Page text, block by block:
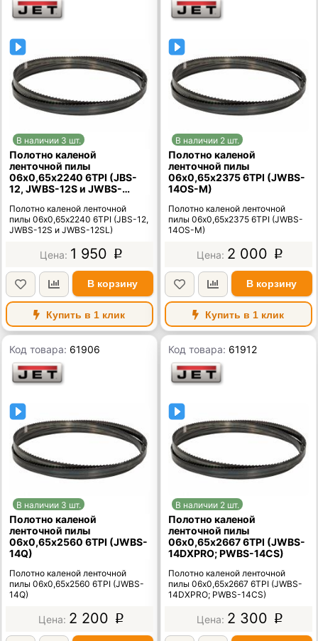
В наличии 3 шт.
Полотно каленой
ленточной пилы
06х0,65х2240 6TPI (JBS-
12, JWBS-12S и JWBS-
Полотно каленой ленточной
пилы 06х0,65х2240 6TPI (JBS-12,
JWBS-12S и JWBS-12SL)
1 950 p
В корзину
Купить в 1 клик
В наличии 2 шт.
Полотно каленой
ленточной пилы
06х0,65х2375 6TPI (JWBS-
14OS-M)
Полотно каленой ленточной
пилы 06х0,65х2375 6TPI (JWBS-
14OS-M)
2 000 p
В корзину
Купить в 1 клик
Код товара: 61906
В наличии 3 шт.
Полотно каленой
ленточной пилы
06х0,65х2560 6TPI (JWBS-
14Q)
Полотно каленой ленточной
пилы 06х0,65х2560 6TPI (JWBS-
14Q)
2 200 p
Код товара: 61912
В наличии 2 шт.
Полотно каленой
ленточной пилы
06х0,65х2667 6TPI (JWBS-
14DXPRO; PWBS-14CS)
Полотно каленой ленточной
пилы 06х0,65х2667 6TPI (JWBS-
14DXPRO; PWBS-14CS)
2 300 p